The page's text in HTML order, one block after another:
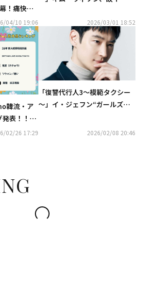
！痛快ア
インメン
讐代行人３
U-NEXTで
04/10 19:06
れず恥ずかしい”2026/03/01 18:52
韓流・ア
発表！！
弾韓国ドラ
02/26 17:29
「復讐代行人3～模範タクシー
～」イ・ジェフン“ガールズグ
2026/02/08 20:46